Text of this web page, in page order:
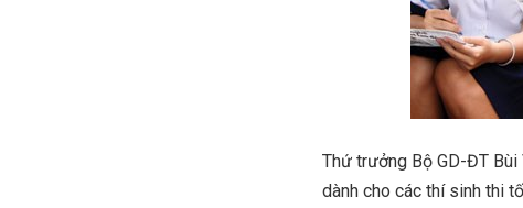
Thứ trưởng Bộ GD-ĐT Bùi
dành cho các thí sinh thi